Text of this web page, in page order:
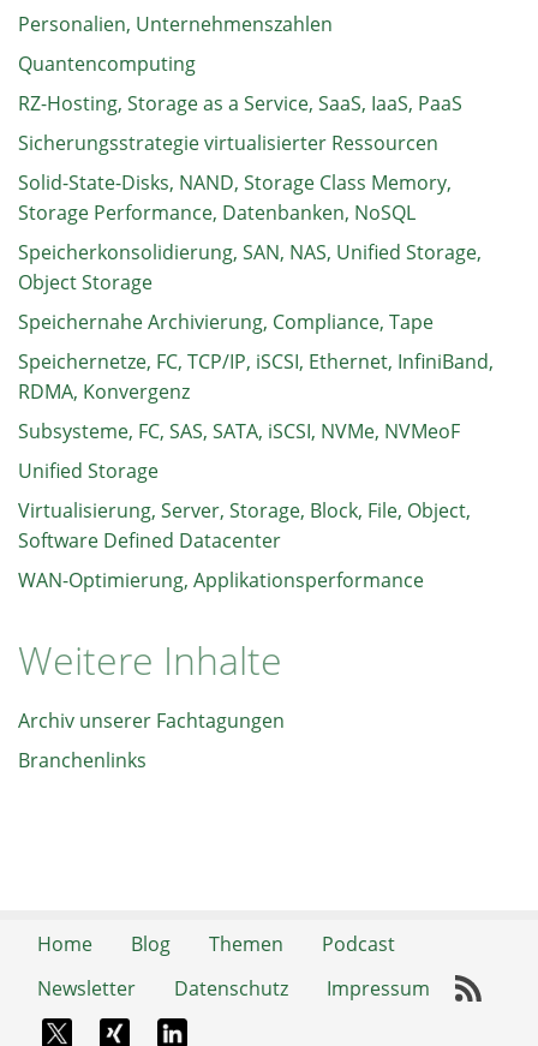
Personalien, Unternehmenszahlen
Quantencomputing
RZ-Hosting, Storage as a Service, SaaS, IaaS, PaaS
Sicherungsstrategie virtualisierter Ressourcen
Solid-State-Disks, NAND, Storage Class Memory,
Storage Performance, Datenbanken, NoSQL
Speicherkonsolidierung, SAN, NAS, Unified Storage,
Object Storage
Speichernahe Archivierung, Compliance, Tape
Speichernetze, FC, TCP/IP, iSCSI, Ethernet, InfiniBand,
RDMA, Konvergenz
Subsysteme, FC, SAS, SATA, iSCSI, NVMe, NVMeoF
Unified Storage
Virtualisierung, Server, Storage, Block, File, Object,
Software Defined Datacenter
WAN-Optimierung, Applikationsperformance
Weitere Inhalte
Archiv unserer Fachtagungen
Branchenlinks
Home Blog Themen
Podcast
Newsletter
Datenschutz Impressum
X-TwitterXing